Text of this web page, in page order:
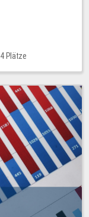
4 Plätze